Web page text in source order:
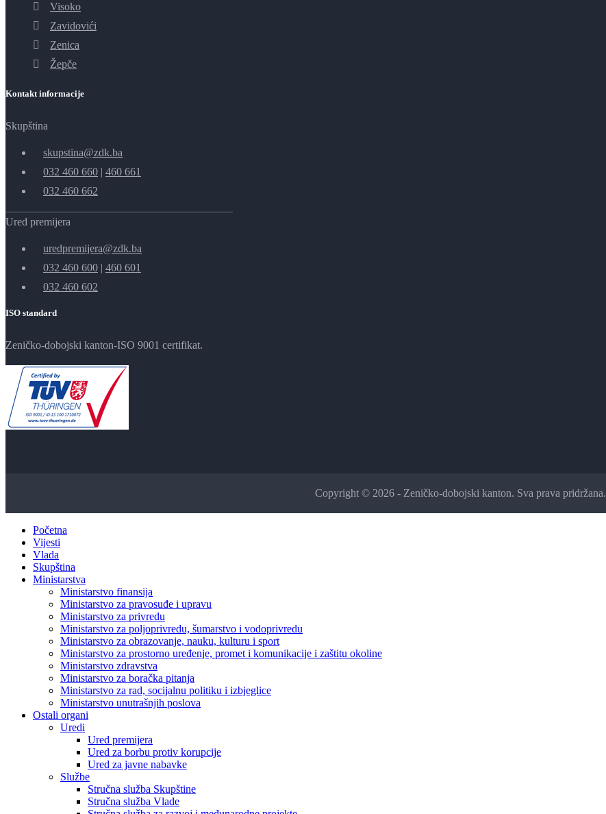
Visoko
Zavidovići
Zenica
Žepče
Kontakt informacije
Skupština
skupstina@zdk.ba
032 460 660 | 460 661
032 460 662
Ured premijera
uredpremijera@zdk.ba
032 460 600 | 460 601
032 460 602
ISO standard
Zeničko-dobojski kanton-ISO 9001 certifikat.
Copyright © 2026 - Zeničko-dobojski kanton. Sva prava pridržana.
Početna
Vijesti
Vlada
Skupština
Ministarstva
Ministarstvo finansija
Ministarstvo za pravosuđe i upravu
Ministarstvo za privredu
Ministarstvo za poljoprivredu, šumarstvo i vodoprivredu
Ministarstvo za obrazovanje, nauku, kulturu i sport
Ministarstvo za prostorno uređenje, promet i komunikacije i zaštitu okoline
Ministarstvo zdravstva
Ministarstvo za boračka pitanja
Ministarstvo za rad, socijalnu politiku i izbjeglice
Ministarstvo unutrašnjih poslova
Ostali organi
Uredi
Ured premijera
Ured za borbu protiv korupcije
Ured za javne nabavke
Službe
Stručna služba Skupštine
Stručna služba Vlade